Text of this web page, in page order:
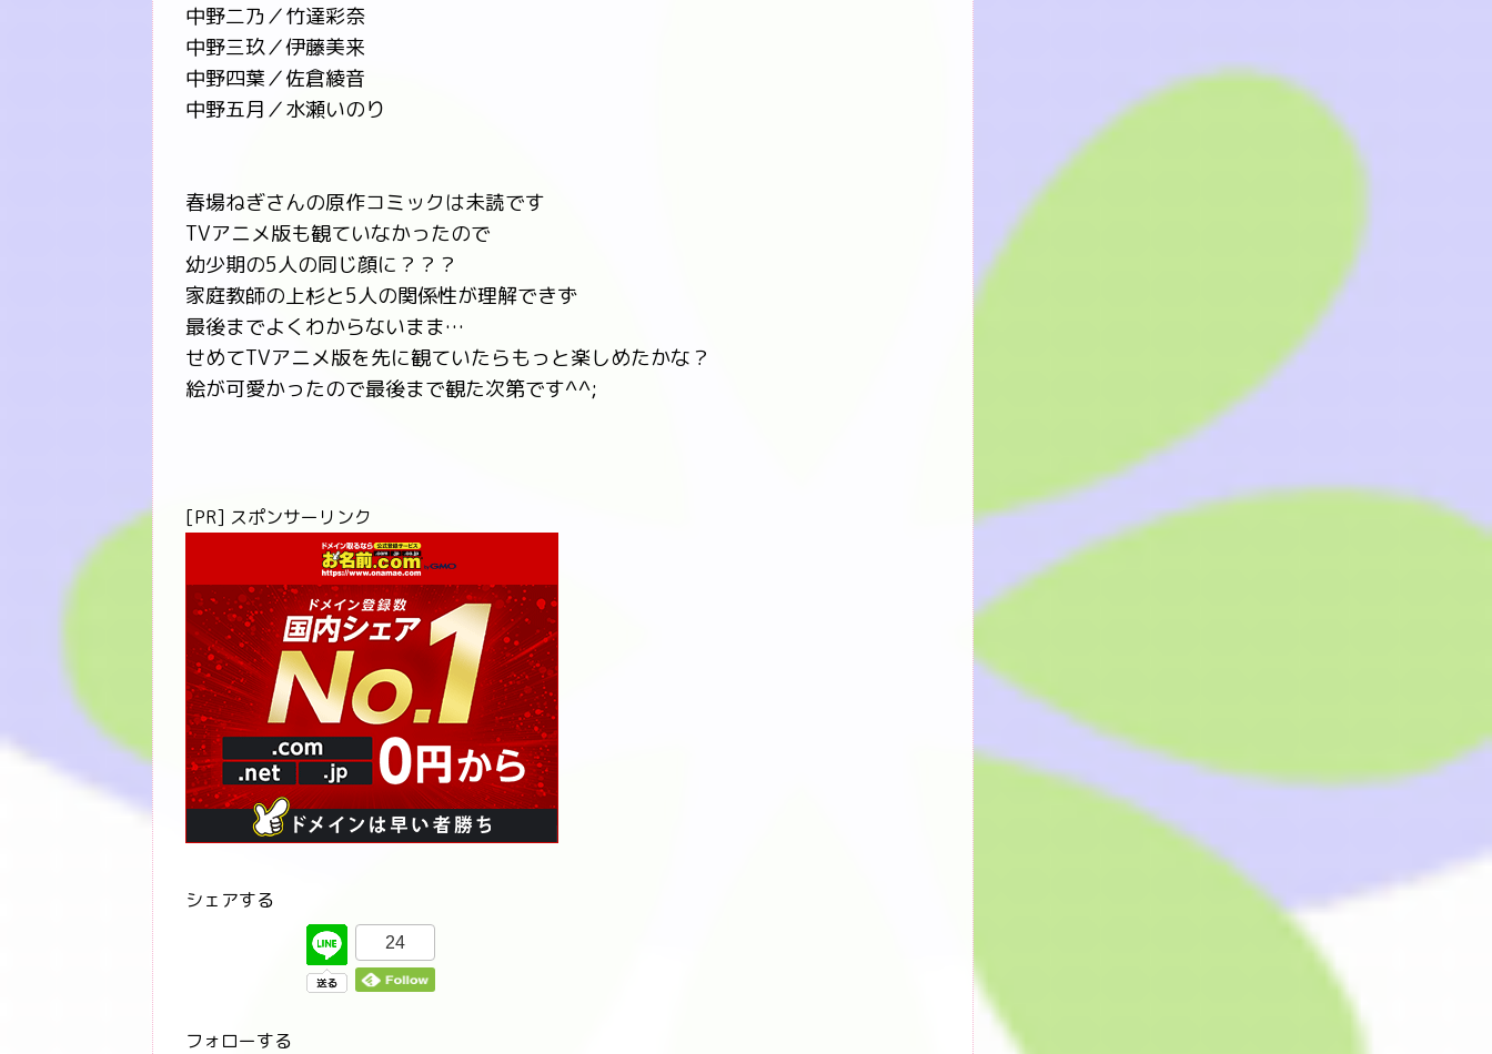
中野二乃／竹達彩奈
中野三玖／伊藤美来
中野四葉／佐倉綾音
中野五月／水瀬いのり
春場ねぎさんの原作コミックは未読です
TVアニメ版も観ていなかったので
幼少期の5人の同じ顔に？？？
家庭教師の上杉と5人の関係性が理解できず
最後までよくわからないまま…
せめてTVアニメ版を先に観ていたらもっと楽しめたかな？
絵が可愛かったので最後まで観た次第です^^;
[PR] スポンサーリンク
シェアする
24
フォローする